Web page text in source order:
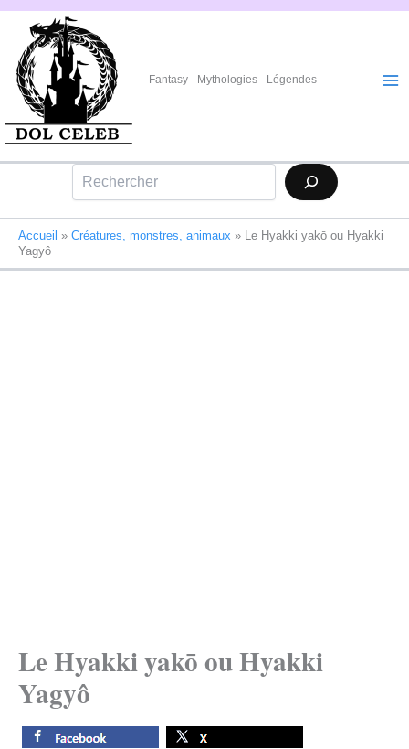
Aller
contenu
Fantasy - Mythologies - Légendes
Rechercher
Accueil » Créatures, monstres, animaux » Le Hyakki yakō ou Hyakki
Yagyô
Le Hyakki yakō ou Hyakki
Yagyô